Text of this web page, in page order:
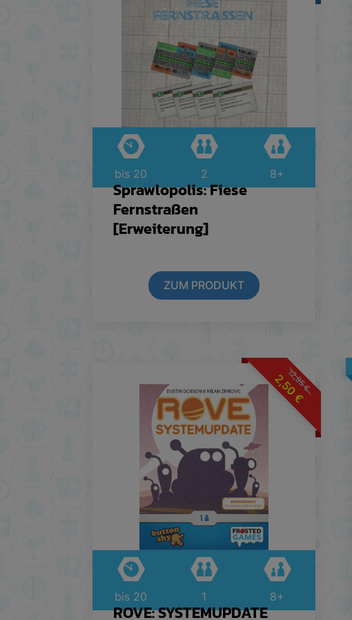
Sprawlopolis: Fiese
Fernstraßen
[Erweiterung]
ZUM PRODUKT
bis 20 2 8+
ROVE: SYSTEMUPDATE
bis 20 1 8+
12,95
€
2,50
€